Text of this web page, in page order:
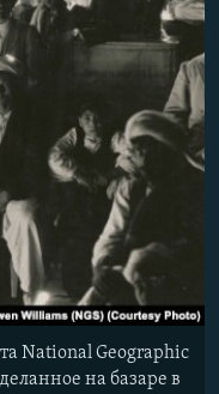
National Geographic
на базаре в